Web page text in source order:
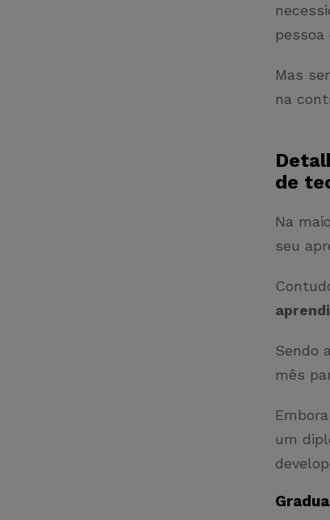
pessoa
Mas
na
de
Na
seu
Sendo
mês
um